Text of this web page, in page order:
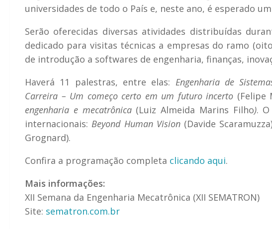
universidades de todo o País e, neste ano, é esperado
Serão oferecidas diversas atividades distribuídas
dedicado para visitas técnicas a empresas do ramo
de introdução a softwares de engenharia, finanças,
Haverá 11 palestras, entre elas: Engenharia de
Carreira – Um começo certo em um futuro incerto (Felipe
engenharia e mecatrônica(Luiz Almeida Marins Filho).
internacionais: Beyond Human Vision(Davide
Grognard).
Confira a programação completa clicando aqui.
Mais informações:
XII Semana da Engenharia Mecatrônica (XII SEMATRON)
Site: sematron.com.br